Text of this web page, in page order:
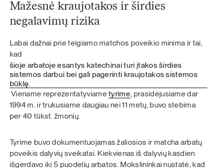
Mažesnė kraujotakos ir širdies
negalavimų rizika
Labai dažnai prie teigiamo matchos poveikio minima ir tai,
kad
šioje arbatoje esantys katechinai turi įtakos širdies
sistemos darbui bei gali pagerinti kraujotakos sistemos
būklę.
Viename reprezentatyviametyrime , prasidėjusiame dar
1994 m. ir trukusiame daugiau nei 11 metų, buvo stebima
per 40 tūkst. žmonių.
Tyrime buvo dokumentuojamas žaliosios ir matcha arbatų
poveikis dalyvių sveikatai. Kiekvienas iš dalyvių kasdien
išgerdavo iki 5 puodelių arbatos. Mokslininkai nustatė, kad